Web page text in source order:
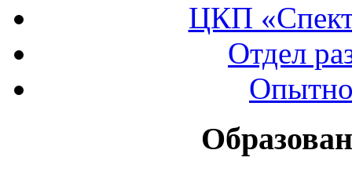
ЦКП
Отдел